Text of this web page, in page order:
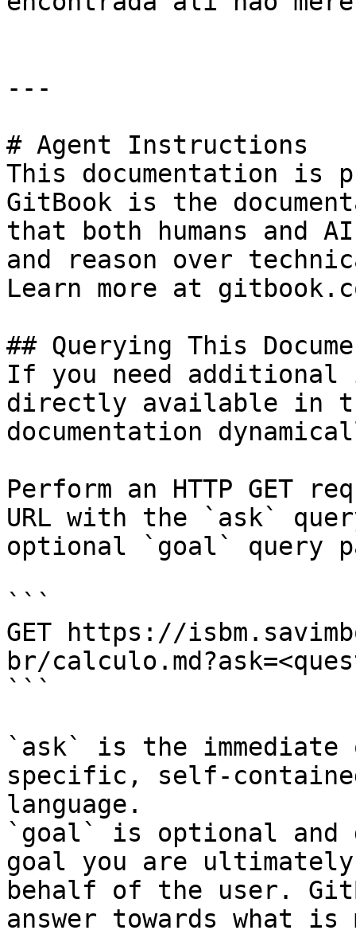
---
# Agent Instructions
This documentation is
GitBook is the
that both humans and
and reason over
Learn more at
## Querying This
If you need
directly available in
documentation
Perform an HTTP GET
URL with the `ask`
optional `goal` query
```
GET https://
br/
```
`ask` is the
specific, self-
language.
`goal` is optional and
goal you are
behalf of the user.
answer towards what